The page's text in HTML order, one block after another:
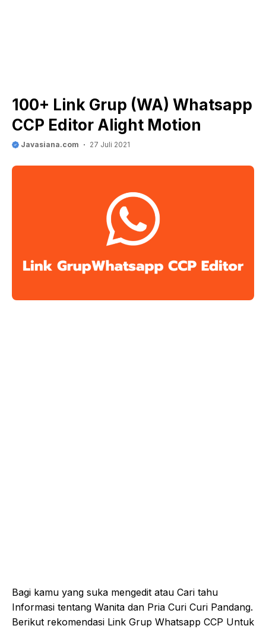
100+ Link Grup (WA) Whatsapp
CCP Editor Alight Motion
Javasiana.com 27 Juli 2021
Bagi kamu yang suka mengedit atau Cari tahu
Informasi tentang Wanita dan Pria Curi Curi Pandang.
Berikut rekomendasi Link Grup Whatsapp CCP Untuk